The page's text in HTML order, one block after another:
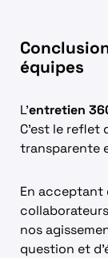
équipes
L’entretien
C’est le reflet
transparente
En acceptant
nos
question et